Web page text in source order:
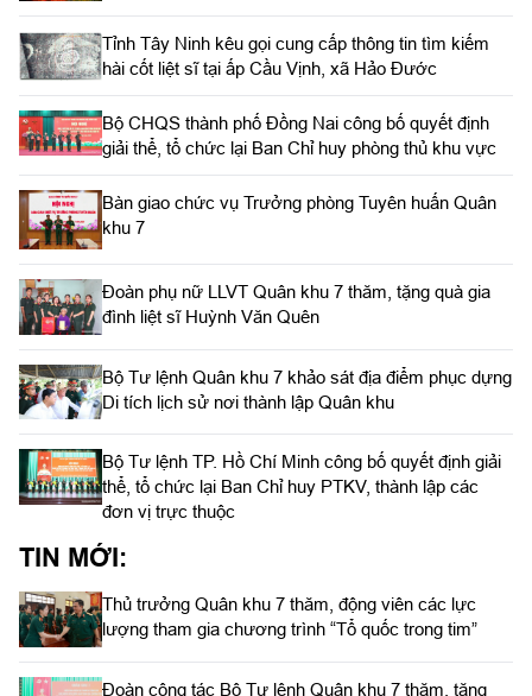
Tỉnh Tây Ninh kêu gọi cung cấp thông tin tìm kiếm
hài cốt liệt sĩ tại ấp Cầu Vịnh, xã Hảo Đước
Bộ CHQS thành phố Đồng Nai công bố quyết định
giải thể, tổ chức lại Ban Chỉ huy phòng thủ khu vực
Bàn giao chức vụ Trưởng phòng Tuyên huấn Quân
khu 7
Đoàn phụ nữ LLVT Quân khu 7 thăm, tặng quà gia
đình liệt sĩ Huỳnh Văn Quên
Bộ Tư lệnh Quân khu 7 khảo sát địa điểm phục dựng
Di tích lịch sử nơi thành lập Quân khu
Bộ Tư lệnh TP. Hồ Chí Minh công bố quyết định giải
thể, tổ chức lại Ban Chỉ huy PTKV, thành lập các
đơn vị trực thuộc
TIN MỚI:
Thủ trưởng Quân khu 7 thăm, động viên các lực
lượng tham gia chương trình “Tổ quốc trong tim”
Đoàn công tác Bộ Tư lệnh Quân khu 7 thăm, tặng